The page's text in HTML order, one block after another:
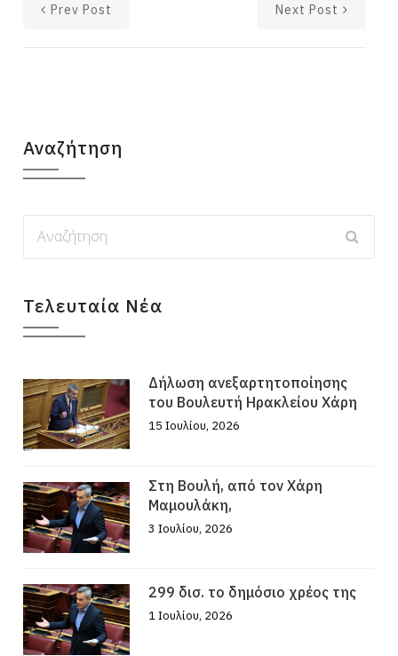
Prev Post Next Post
Αναζήτηση
Τελευταία Νέα
Δήλωση ανεξαρτητοποίησης
του Βουλευτή Ηρακλείου Χάρη
15 Ιουλίου, 2026
Στη Βουλή, από τον Χάρη
Μαμουλάκη,
3 Ιουλίου, 2026
299 δισ. το δημόσιο χρέος της
1 Ιουλίου, 2026